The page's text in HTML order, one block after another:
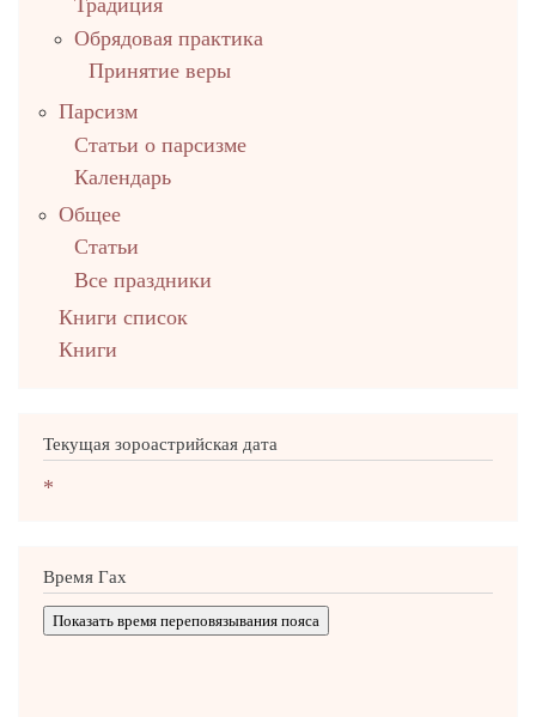
Традиция
Обрядовая практика
Принятие веры
Парсизм
Статьи о парсизме
Календарь
Общее
Статьи
Все праздники
Книги список
Книги
Текущая зороастрийская дата
*
Время Гах
Показать время переповязывания пояса